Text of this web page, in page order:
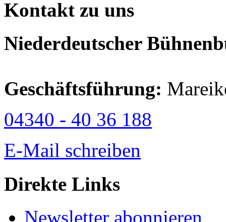
Kontakt zu uns
Niederdeutscher
Geschäftsführung:
04340 - 40 36 188
E-Mail schreiben
Direkte Links
Newsletter abonnieren